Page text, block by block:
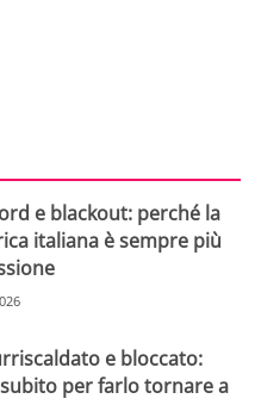
e blackout: perché la
italiana è sempre più
e bloccato:
per farlo tornare a